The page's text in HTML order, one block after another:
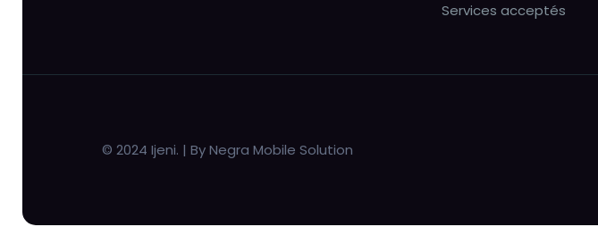
Services acceptés
© 2024 Ijeni. | By Negra Mobile Solution